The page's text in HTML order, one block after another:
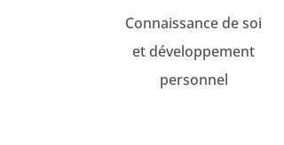
Connaissance de soi
et développement
personnel